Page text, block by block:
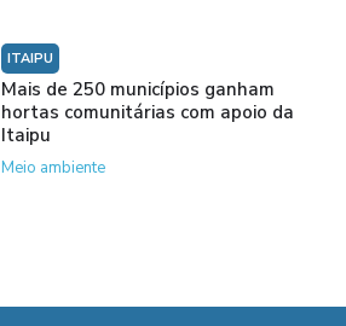
ITAIPU
Mais de 250 municípios ganham
hortas comunitárias com apoio da
Itaipu
Meio ambiente